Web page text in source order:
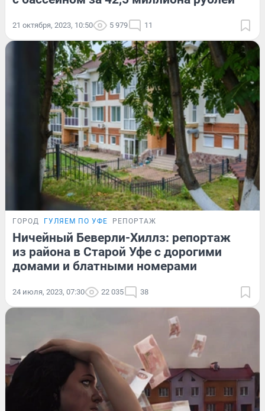
21 октября, 2023, 10:50 5 979 11
ГОРОД ГУЛЯЕМ ПО УФЕ РЕПОРТАЖ
Ничейный Беверли-Хиллз: репортаж
из района в Старой Уфе с дорогими
домами и блатными номерами
24 июля, 2023, 07:30 22 035 38